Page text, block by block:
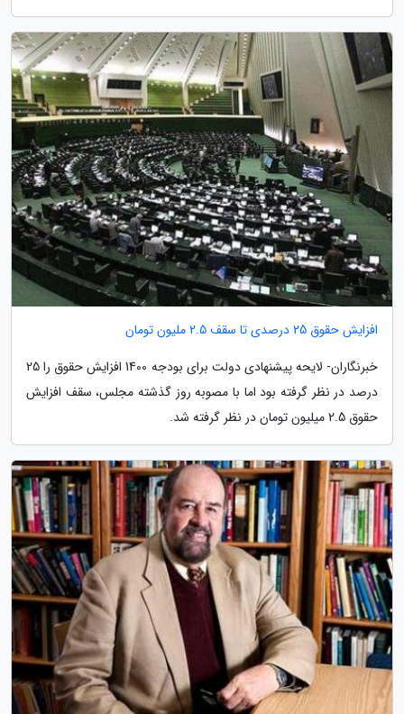
افزایش حقوق 25 درصدی تا سقف 2.5 ملیون تومان
خبرنگاران- لایحه پیشنهادی دولت برای بودجه 1400 افزایش حقوق را 25
درصد در نظر گرفته بود اما با مصوبه روز گذشته مجلس، سقف افزایش
حقوق 2.5 میلیون تومان در نظر گرفته شد.